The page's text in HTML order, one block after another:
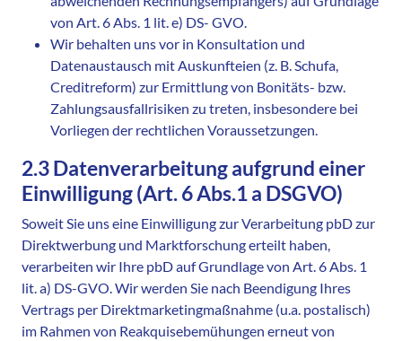
von Art. 6 Abs. 1 lit. e) DS- GVO.
Wir behalten uns vor in Konsultation und
Datenaustausch mit Auskunfteien (z. B. Schufa,
Creditreform) zur Ermittlung von Bonitäts- bzw.
Zahlungsausfallrisiken zu treten, insbesondere bei
Vorliegen der rechtlichen Voraussetzungen.
2.3 Datenverarbeitung aufgrund einer
Einwilligung (Art. 6 Abs.1 a DSGVO)
Soweit Sie uns eine Einwilligung zur Verarbeitung pbD zur
Direktwerbung und Marktforschung erteilt haben,
verarbeiten wir Ihre pbD auf Grundlage von Art. 6 Abs. 1
lit. a) DS-GVO. Wir werden Sie nach Beendigung Ihres
Vertrags per Direktmarketingmaßnahme (u.a. postalisch)
im Rahmen von Reakquisebemühungen erneut von